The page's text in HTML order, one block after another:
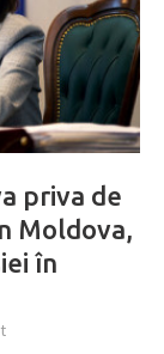
priva de
Moldova,
în